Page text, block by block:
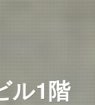
ル1階